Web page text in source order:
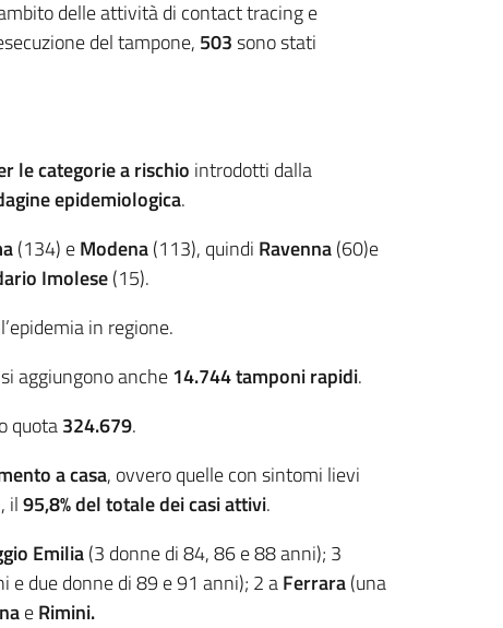
delle attività di contact tracing e
del tampone, 503sono stati
le categorie a rischio introdotti dalla
epidemiologica.
(134) eModena(113), quindi Ravenna(60)e
Imolese(15).
in regione.
aggiungono anche14.744tamponi rapidi.
quota324.679.
a casa, ovvero quelle con sintomi lievi
il95,8% del totale dei casi attivi.
Emilia(3 donne di 84, 86 e 88 anni); 3
e due donne di 89 e 91 anni); 2 aFerrara(una
eRimini.